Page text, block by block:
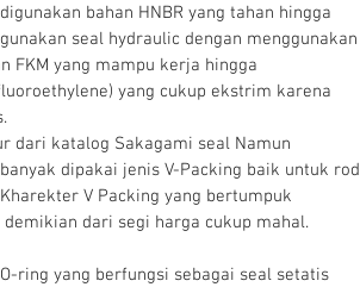
bahan HNBR yang tahan hingga
seal hydraulic dengan menggunakan
FKM yang mampu kerja hingga
yang cukup ekstrim karena
dari katalog Sakagami seal Namun
dipakai jenis V-Packing baik untuk rod
V Packing yang bertumpuk
dari segi harga cukup mahal.
ring yang berfungsi sebagai seal setatis